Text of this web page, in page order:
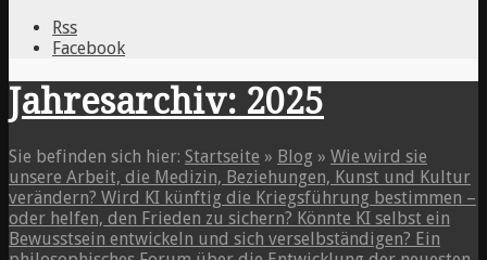
Rss
Facebook
Jahresarchiv: 2025
Sie befinden sich hier: Startseite » Blog » Wie wird sie
unsere Arbeit, die Medizin, Beziehungen, Kunst und Kultur
verändern? Wird KI künftig die Kriegsführung bestimmen –
oder helfen, den Frieden zu sichern? Könnte KI selbst ein
Bewusstsein entwickeln und sich verselbständigen? Ein